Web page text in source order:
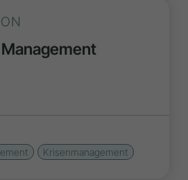
Krisenmanagement